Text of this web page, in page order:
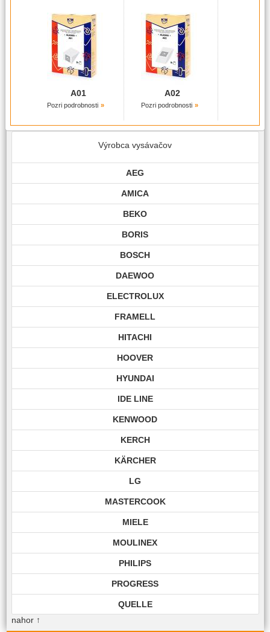
A01
Pozri podrobnosti
A02
Pozri podrobnosti
Výrobca vysávačov
AEG
AMICA
BEKO
BORIS
BOSCH
DAEWOO
ELECTROLUX
FRAMELL
HITACHI
HOOVER
HYUNDAI
IDE LINE
KENWOOD
KERCH
KÄRCHER
LG
MASTERCOOK
MIELE
MOULINEX
PHILIPS
PROGRESS
QUELLE
nahor↑